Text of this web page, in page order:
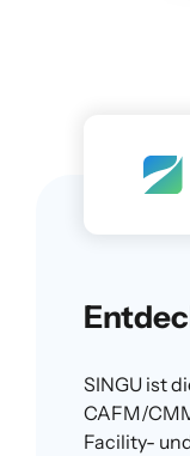
SINGU ist
CAFM/
Facility-